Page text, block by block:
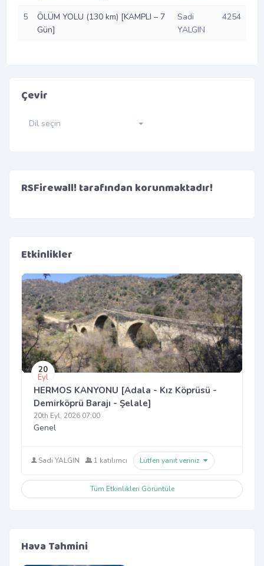
5
ÖLÜM YOLU (130 km) [KAMPLI – 7
Gün]
Sadi
YALGIN
4254
Çevir
Dil seçin
RSFirewall! tarafından korunmaktadır!
Etkinlikler
20
Eyl
HERMOS KANYONU [Adala - Kız Köprüsü -
Demirköprü Barajı - Şelale]
20th Eyl, 2026 07:00
Genel
Sadi YALGIN 1 katılımcı Lütfen yanıt veriniz
Tüm Etkinlikleri Görüntüle
Hava Tahmini